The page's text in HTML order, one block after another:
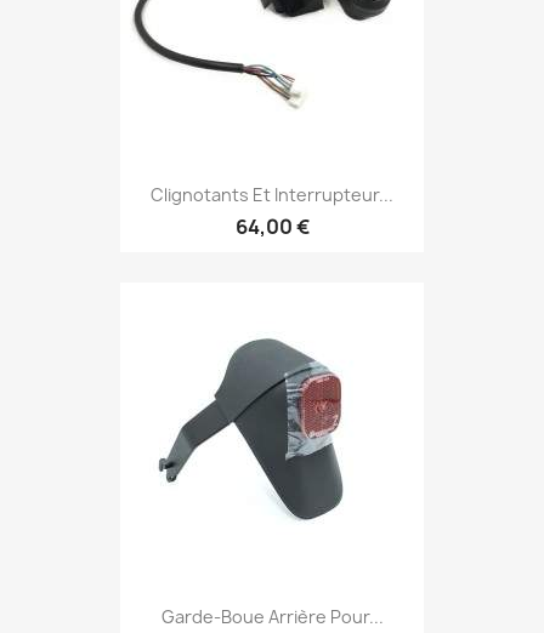
Clignotants Et Interrupteur...
64,00 €
Garde-Boue Arrière Pour...